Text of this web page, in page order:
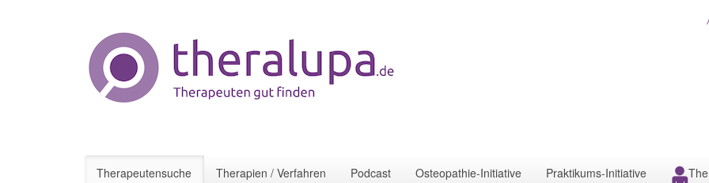
Therapeutensuche Therapien / Verfahren Podcast Osteopathie-Initiative Praktikums-Initiative